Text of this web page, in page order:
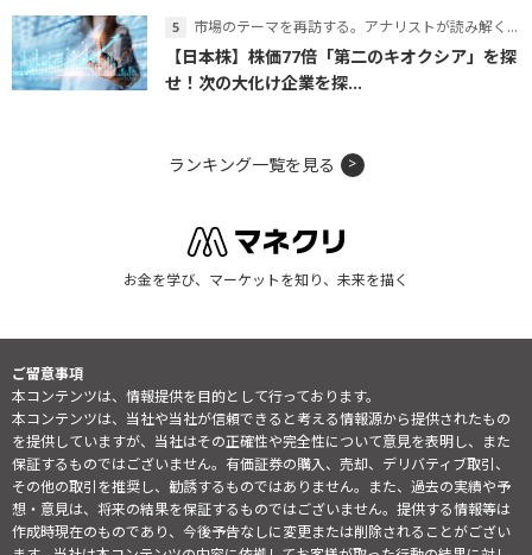
市場のテーマを再訪する。アナリストが読み解くテーマの本質
【日本株】株価77倍「第二のキオクシア」を探
せ！次の大化け企業を探...
ランキング一覧を見る
お金を学び、マーケットを知り、未来を描く
ご留意事項
本コンテンツは、情報提供を目的として行っております。
本コンテンツは、当社や当社が信頼できると考える情報源から提供されたもの
を提供していますが、当社はその正確性や完全性について意見を表明し、また
保証するものではございません。有価証券の購入、売却、デリバティブ取引、
その他の取引を推奨し、勧誘するものではありません。また、過去の実績や予
想・意見は、将来の結果を保証するものではございません。提供する情報等は
作成時現在のものであり、今後予告なしに変更または削除されることがござい